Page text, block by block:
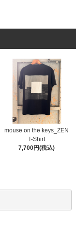
mouse on the keys_ZEN
T-Shirt
7,700円(税込)